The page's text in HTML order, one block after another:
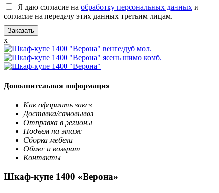
Я даю согласие на обработку персональных данных и
согласие на передачу этих данных третьим лицам.
x
Дополнительная информация
Как оформить заказ
Доставка/самовывоз
Отправка в регионы
Подъем на этаж
Сборка мебели
Обмен и возврат
Контакты
Шкаф-купе 1400 «Верона»